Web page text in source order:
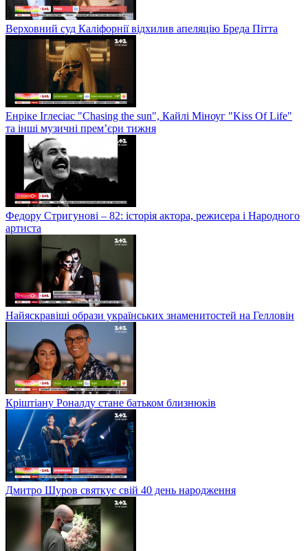
Верховний суд Каліфорнії відхилив апеляцію Бреда Пітта
Енріке Іглесіас "Chasing the sun", Кайлі Міноуг "Kiss Of Life"
та інші музичні прем’єри тижня
Федору Стригунові – 82: історія актора, режисера і Народного
артиста
Найяскравіші образи українських знаменитостей на Гелловін
Кріштіану Роналду стане батьком близнюків
Дмитро Шуров святкує свій 40 день народження